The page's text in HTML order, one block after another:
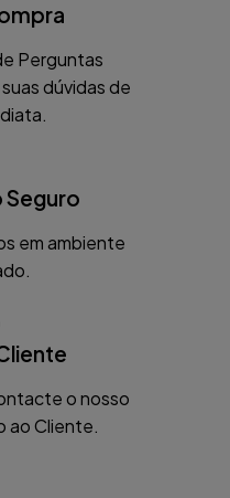
Perguntas
dúvidas de
Seguro
em ambiente
o nosso
ao Cliente.